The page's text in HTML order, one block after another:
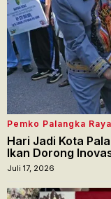
Pemko Palangka Raya
Hari Jadi Kota
Ikan Dorong
Juli 17, 2026